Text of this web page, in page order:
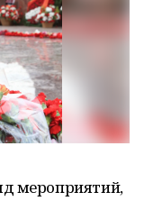
мероприятий,